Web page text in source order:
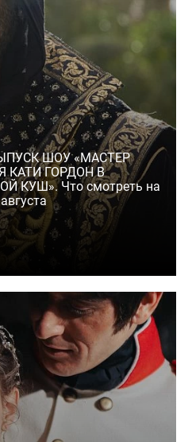
ШОУ «МАСТЕР
КАТИ ГОРДОН В
КУШ». Что смотреть на